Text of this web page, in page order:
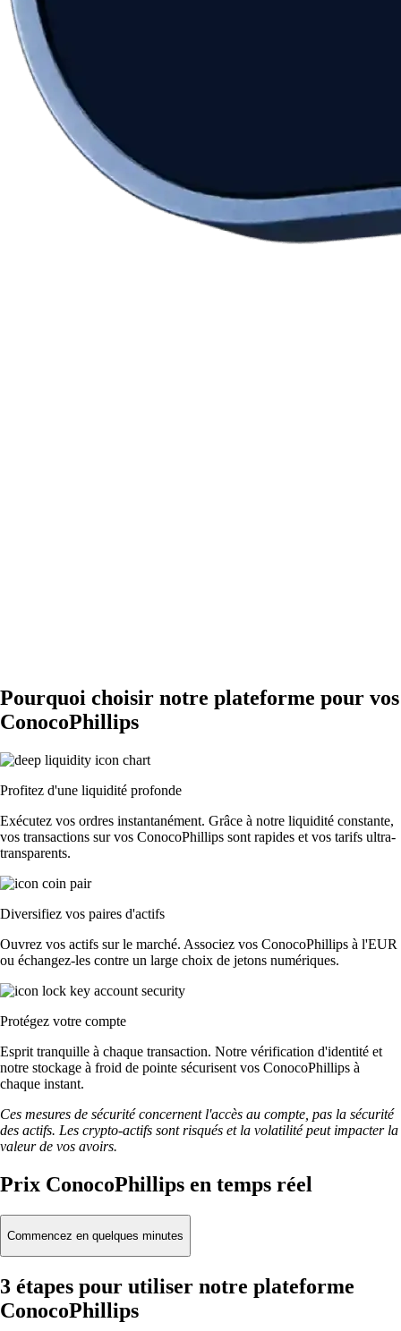
Pourquoi choisir notre plateforme pour vos
ConocoPhillips
Profitez d'une liquidité profonde
Exécutez vos ordres instantanément. Grâce à notre liquidité constante,
vos transactions sur vos ConocoPhillips sont rapides et vos tarifs ultra-
transparents.
Diversifiez vos paires d'actifs
Ouvrez vos actifs sur le marché. Associez vos ConocoPhillips à l'EUR
ou échangez-les contre un large choix de jetons numériques.
Protégez votre compte
Esprit tranquille à chaque transaction. Notre vérification d'identité et
notre stockage à froid de pointe sécurisent vos ConocoPhillips à
chaque instant.
Ces mesures de sécurité concernent l'accès au compte, pas la sécurité
des actifs. Les crypto-actifs sont risqués et la volatilité peut impacter la
valeur de vos avoirs.
Prix ConocoPhillips en temps réel
Commencez en quelques minutes
3 étapes pour utiliser notre plateforme
ConocoPhillips